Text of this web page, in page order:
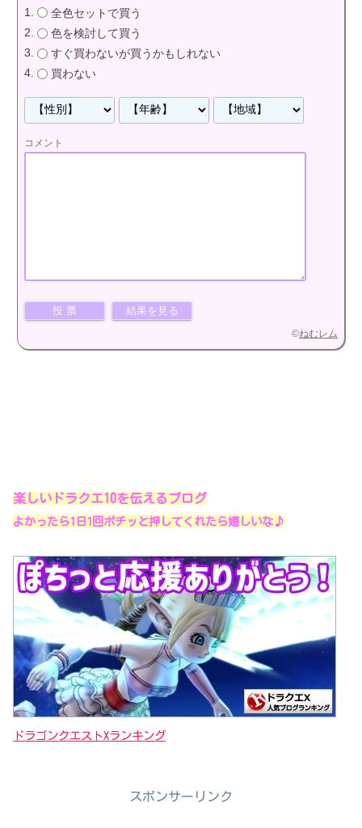
全色セットで買う
色を検討して買う
すぐ買わないが買うかもしれない
買わない
コメント
©ねむレム
楽しいドラクエ10を伝えるブログ
よかったら1日1回ポチッと押してくれたら嬉しいな♪
ドラゴンクエストXランキング
スポンサーリンク